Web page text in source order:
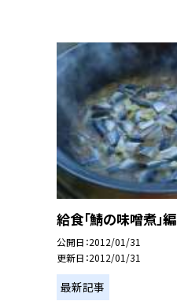
給食「鯖の味噌煮」編
公開日 2012/01/31
更新日 2012/01/31
最新記事